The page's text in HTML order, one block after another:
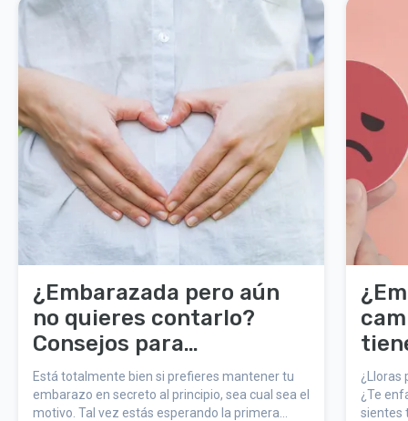
¿Embarazada pero aún
no quieres contarlo?
Consejos para
mantenerlo en secreto en
el primer trimestre
Está totalmente bien si prefieres mantener tu
embarazo en secreto al principio, sea cual sea el
motivo. Tal vez estás esperando la primera
¿Lloras
¿Te
sientes